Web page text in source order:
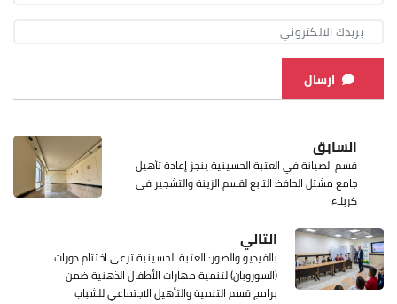
ارسال
السابق
قسم الصيانة في العتبة الحسينية ينجز إعادة تأهيل
جامع مشتل الحافظ التابع لقسم الزينة والتشجير في
كربلاء
التالي
بالفيديو والصور: العتبة الحسينية ترعى اختتام دورات
(السوروبان) لتنمية مهارات الأطفال الذهنية ضمن
برامج قسم التنمية والتأهيل الاجتماعي للشباب